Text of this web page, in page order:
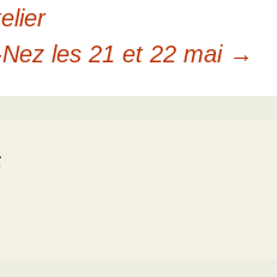
les 21 et 22 mai →